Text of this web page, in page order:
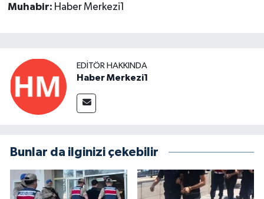
Muhabir: Haber Merkezi1
EDITÖR HAKKINDA
Haber Merkezi1
Bunlar da ilginizi çekebilir